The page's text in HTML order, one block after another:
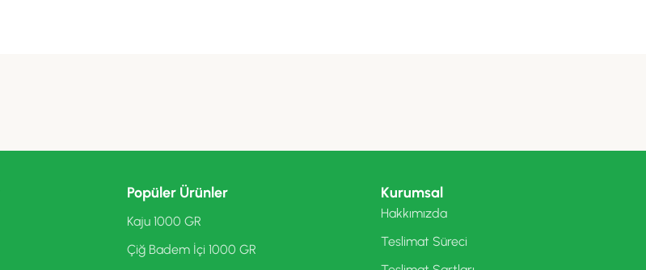
Popüler Ürünler
Kaju 1000 GR
Çiğ Badem İçi 1000 GR
Kurumsal
Hakkımızda
Teslimat Süreci